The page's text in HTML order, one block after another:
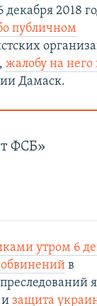
2018
публичном
жалобу на него
Дамаск.​
ФСБ»
утром 6
в
изащита